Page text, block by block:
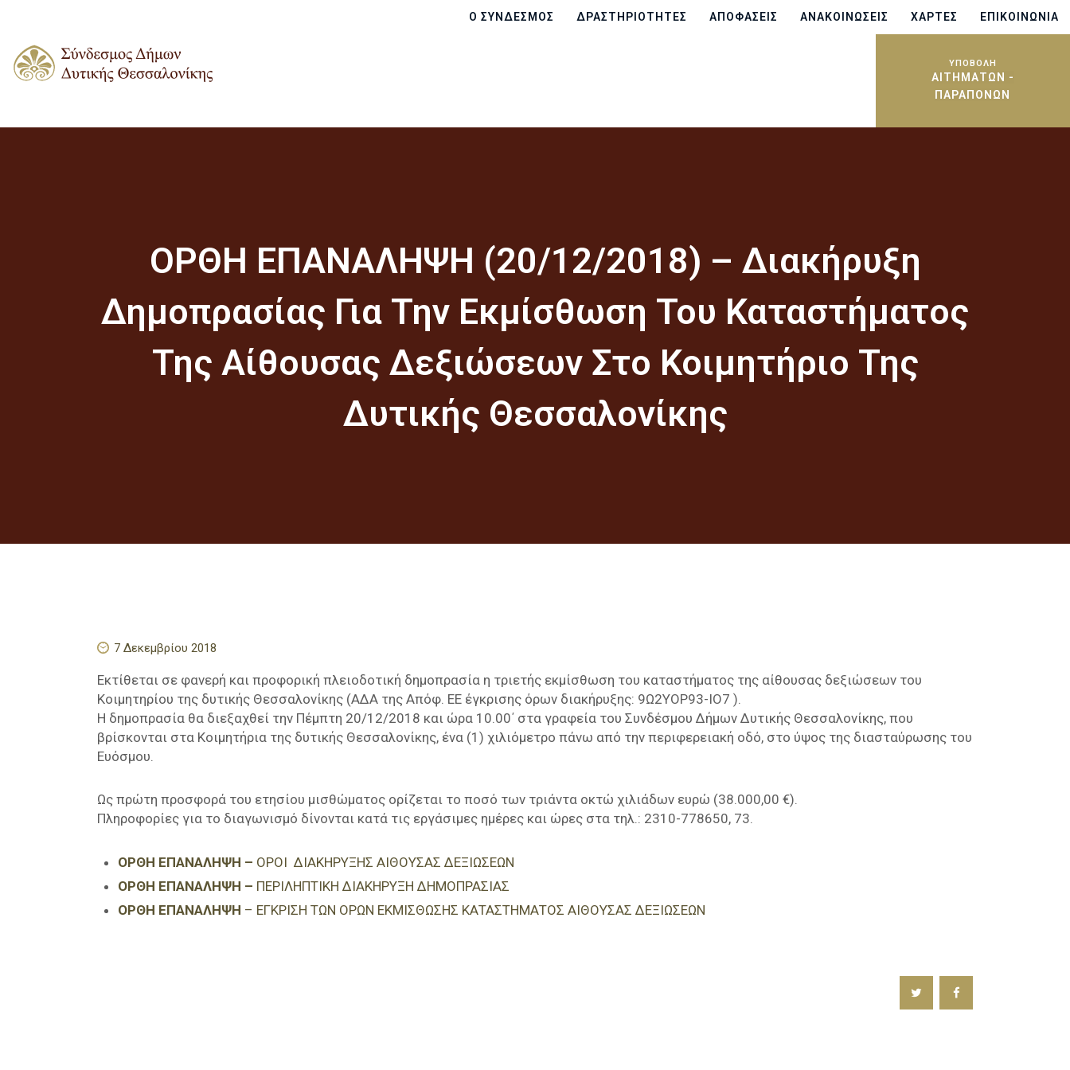
Ο ΣΎΝΔΕΣΜΟΣ ΔΡΑΣΤΗΡΙΌΤΗΤΕΣ ΑΠΟΦΆΣΕΙΣ ΑΝΑΚΟΙΝΏΣΕΙΣ ΧΆΡΤΕΣ ΕΠΙΚΟΙΝΩΝΊΑ
ΥΠΟΒΟΛΗ
ΑΙΤΗΜΆΤΩΝ -
ΠΑΡΑΠΌΝΩΝ
ΟΡΘΗ ΕΠΑΝΑΛΗΨΗ (20/12/2018) – Διακήρυξη
Δημοπρασίας Για Την Εκμίσθωση Του Καταστήματος
Της Αίθουσας Δεξιώσεων Στο Κοιμητήριο Της
Δυτικής Θεσσαλονίκης
Ο ΣΎΝΔΕΣΜΟΣ
ΕΠΙΚΟΙΝΩΝΊΑ
7 Δεκεμβρίου 2018
Εκτίθεται σε φανερή και προφορική πλειοδοτική δημοπρασία η τριετής εκμίσθωση του καταστήματος της αίθουσας δεξιώσεων του
Κοιμητηρίου της δυτικής Θεσσαλονίκης (ΑΔΑ της Απόφ. ΕΕ έγκρισης όρων διακήρυξης: 9Ω2ΥΟΡ93-ΙΟ7 ).
Η δημοπρασία θα διεξαχθεί την Πέμπτη 20/12/2018 και ώρα 10.00΄ στα γραφεία του Συνδέσμου Δήμων Δυτικής Θεσσαλονίκης, που
βρίσκονται στα Κοιμητήρια της δυτικής Θεσσαλονίκης, ένα (1) χιλιόμετρο πάνω από την περιφερειακή οδό, στο ύψος της διασταύρωσης του
Ευόσμου.
Ως πρώτη προσφορά του ετησίου μισθώματος ορίζεται το ποσό των τριάντα οκτώ χιλιάδων ευρώ (38.000,00 €).
Πληροφορίες για το διαγωνισμό δίνονται κατά τις εργάσιμες ημέρες και ώρες στα τηλ.: 2310-778650, 73.
ΟΡΘΗ ΕΠΑΝΑΛΗΨΗ – ΟΡΟΙ ΔΙΑΚΗΡΥΞΗΣ ΑΙΘΟΥΣΑΣ ΔΕΞΙΩΣΕΩΝ
ΟΡΘΗ ΕΠΑΝΑΛΗΨΗ – ΠΕΡΙΛΗΠΤΙΚΗ ΔΙΑΚΗΡΥΞΗ ΔΗΜΟΠΡΑΣΙΑΣ
ΟΡΘΗ ΕΠΑΝΑΛΗΨΗ – ΕΓΚΡΙΣΗ ΤΩΝ ΟΡΩΝ ΕΚΜΙΣΘΩΣΗΣ ΚΑΤΑΣΤΗΜΑΤΟΣ ΑΙΘΟΥΣΑΣ ΔΕΞΙΩΣΕΩΝ